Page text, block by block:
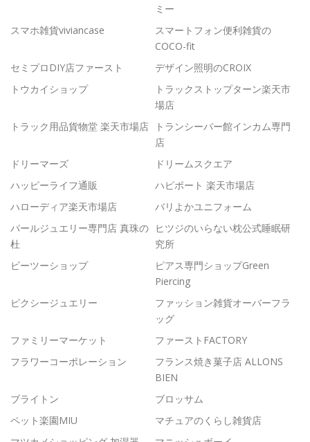
ミー
スマホ雑貨viviancase
スマートフォン便利雑貨の
COCO-fit
セミプロDIY店ファースト
デザイン照明のCROIX
トウカイショップ
トラックストップターン楽天市
場店
トラック用品貨物堂 楽天市場店
トランシーバー館インカム専門
店
ドリーマーズ
ドリームスクエア
ハッピーライフ通販
ハピポート 楽天市場店
ハローディア楽天市場店
バリよかユニフォーム
パールジュエリー専門店 真珠の
杜
ヒツジのいらない枕公式睡眠研
究所
ビーツーショップ
ピアス専門ショップGreen
Piercing
ピクシージュエリー
ファッション雑貨オーバーフラ
ッグ
ファミリーマーケット
ファーストFACTORY
フラワーコーポレーション
フランス焼き菓子店 ALLONS
BIEN
ブライトン
ブロッサム
ペット楽園MIU
マチュアのくらし雑貨店